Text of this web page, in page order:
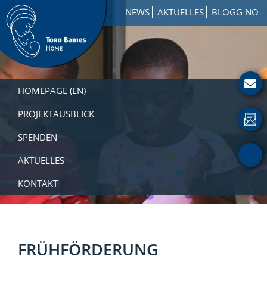
Zur
Hauptnavigation
springen
Skip
to
main
content
Zur
Fußzeile
springen
NEWS AKTUELLES BLOGG NO
Toro
Babies
Home
How
Involved
HOMEPAGE (EN)
PROJEKTAUSBLICK
SPENDEN
AKTUELLES
KONTAKT
FRÜHFÖRDERUNG